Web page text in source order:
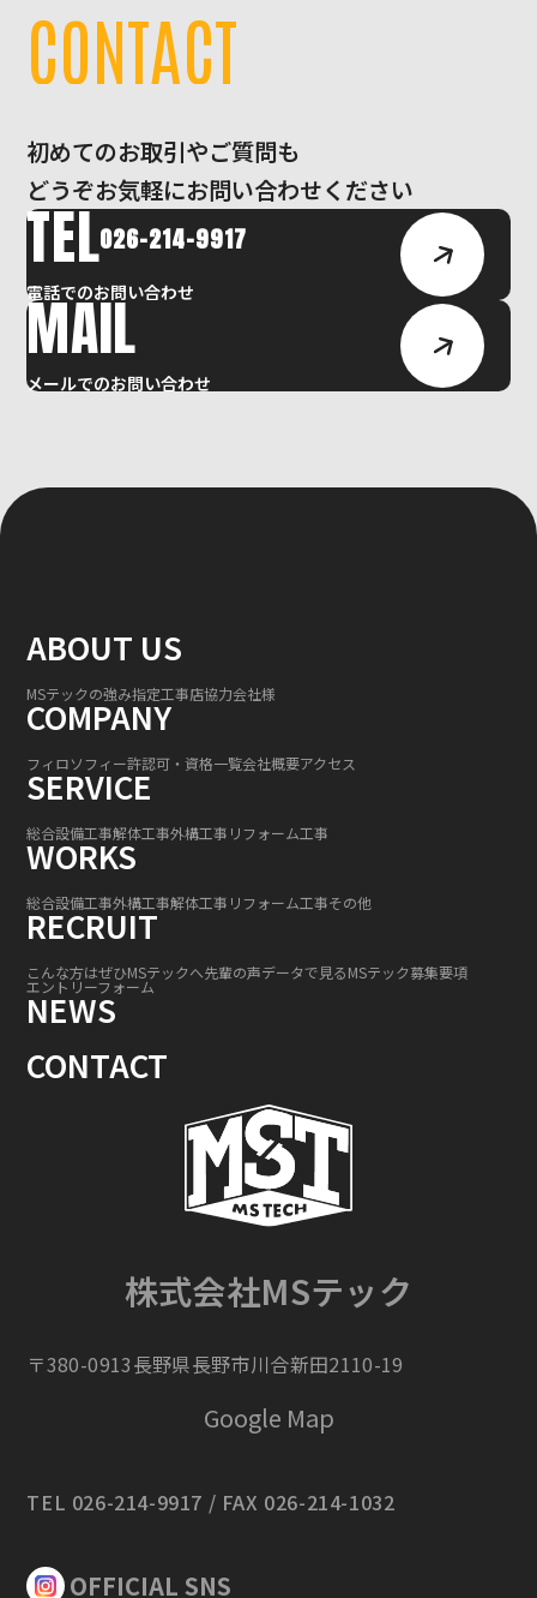
CONTACT
初めてのお取引やご質問も
どうぞお気軽にお問い合わせください
TEL026-214-9917
電話でのお問い合わせ
MAIL
メールでのお問い合わせ
株式会社MSテック
〒380-0913長野県長野市川合新田2110-19
Google Map
TEL 026-214-9917 / FAX 026-214-1032
OFFICIAL SNS
ABOUT US
MSテックの強み指定工事店協力会社様
COMPANY
フィロソフィー許認可・資格一覧会社概要アクセス
SERVICE
総合設備工事解体工事外構工事 リフォーム工事
WORKS
総合設備工事外構工事解体工事 リフォーム工事その他
RECRUIT
こんな方はぜひMSテックへ先輩の声データで見るMSテック募集要項
エントリーフォーム
NEWS
CONTACT